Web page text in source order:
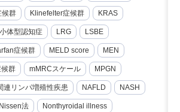
候群 Klinefelter症候群 KRAS
体型認知症 LRG LSBE
症候群 MELD score MEN
候群 mMRCスケール MPGN
連リンパ増殖性疾患 NAFLD NASH
Nissen法 Nonthyroidal illness